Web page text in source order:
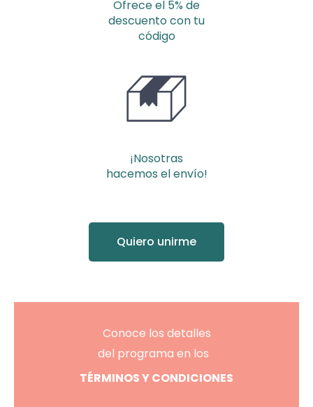
Ofrece el 5% de
descuento con tu
código
¡Nosotras
hacemos el envío!
Quiero unirme
Conoce los detalles
del programa en los
TÉRMINOS YCONDICIONES